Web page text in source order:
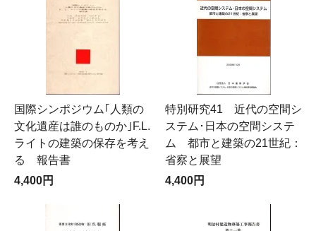
国際シンポジウム｢人類の
文化遺産は誰のものか｣F.L.
ライトの建築の保存を考え
る 報告書
4,400円
特別研究41 近代の空間シ
ステム･日本の空間システ
ム 都市と建築の21世紀：
省察と展望
4,400円